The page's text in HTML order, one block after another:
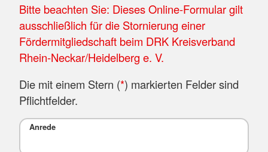
Bitte beachten Sie: Dieses Online-Formular gilt
ausschließlich für die Stornierung einer
Fördermitgliedschaft beim DRK Kreisverband
Rhein-Neckar/Heidelberg e. V.
Die mit einem Stern (*) markierten Felder sind
Pflichtfelder.
Anrede